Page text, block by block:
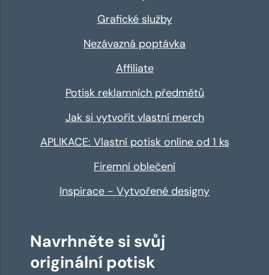
Grafické služby
Nezávazná poptávka
Affiliate
Potisk reklamních předmětů
Jak si vytvořit vlastní merch
APLIKACE: Vlastní potisk online od 1 ks
Firemní oblečení
Inspirace - Vytvořené designy
Navrhněte si svůj
originální potisk